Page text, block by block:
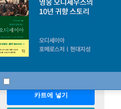
판매중
카트에 넣기